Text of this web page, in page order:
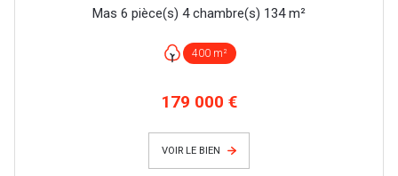
Mas 6 pièce(s) 4 chambre(s) 134 m²
400 m²
179 000 €
VOIR LE BIEN